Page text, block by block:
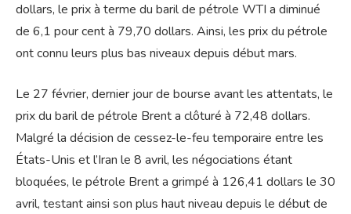
dollars, le prix à terme du baril de pétrole WTI a diminué
de 6,1 pour cent à 79,70 dollars. Ainsi, les prix du pétrole
ont connu leurs plus bas niveaux depuis début mars.
Le 27 février, dernier jour de bourse avant les attentats, le
prix du baril de pétrole Brent a clôturé à 72,48 dollars.
Malgré la décision de cessez-le-feu temporaire entre les
États-Unis et l’Iran le 8 avril, les négociations étant
bloquées, le pétrole Brent a grimpé à 126,41 dollars le 30
avril, testant ainsi son plus haut niveau depuis le début de